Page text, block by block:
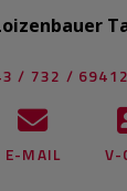
/ 732 /
E-MAIL V-